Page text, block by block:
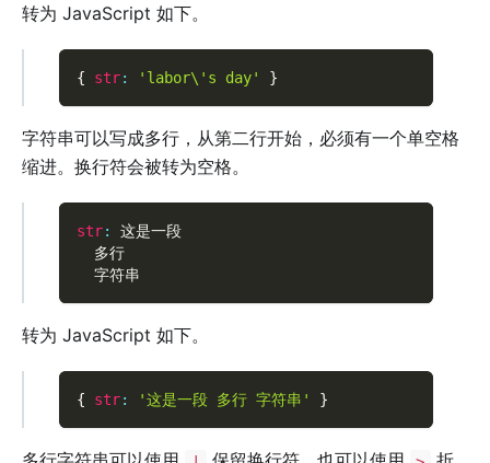
转为 JavaScript 如下。
{ str: 'labor\'s day' }
字符串可以写成多行，从第二行开始，必须有一个单空格
缩进。换行符会被转为空格。
str:
这是一段
  多行
  字符串
转为 JavaScript 如下。
{ str: '这是一段 多行 字符串' }